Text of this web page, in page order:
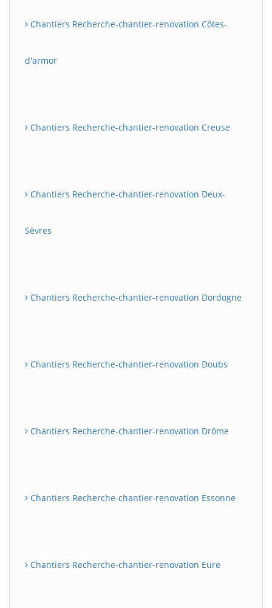
Chantiers Recherche-chantier-renovation Côtes-
d'armor
Chantiers Recherche-chantier-renovation Creuse
Chantiers Recherche-chantier-renovation Deux-
Sèvres
Chantiers Recherche-chantier-renovation Dordogne
Chantiers Recherche-chantier-renovation Doubs
Chantiers Recherche-chantier-renovation Drôme
Chantiers Recherche-chantier-renovation Essonne
Chantiers Recherche-chantier-renovation Eure